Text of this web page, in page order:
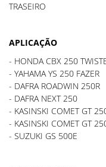
TRASEIRO
APLICAÇÃO
- HONDA CBX 250
- YAHAMA YS 250 FAZER
- DAFRA ROADWIN 250R
- DAFRA NEXT 250
- KASINSKI COMET GT
- KASINSKI COMET GT
- SUZUKI GS 500E